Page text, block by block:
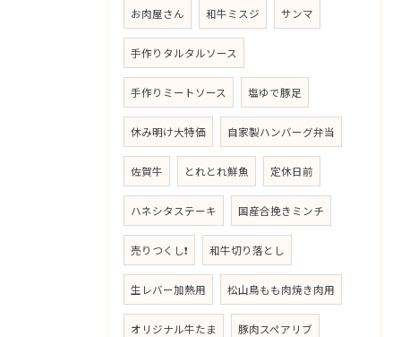
お肉屋さん 和牛ミスジ サンマ
手作りタルタルソース
手作りミートソース 塩ゆで豚足
休み明け大特価 自家製ハンバーグ弁当
佐賀牛 とれとれ鮮魚 定休日前
ハネシタステーキ 国産合挽きミンチ
売りつくし❗ 和牛切り落とし
生レバー加熱用 松山鳥もも肉焼き肉用
オリジナル牛たま 豚肉スペアリブ